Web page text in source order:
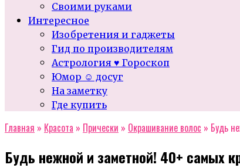
Своими руками
Интересное
Изобретения и гаджеты
Гид по производителям
Астрология ♥ Гороскоп
Юмор ☺ досуг
На заметку
Где купить
Главная » Красота » Прически » Окрашивание волос » Будь
Будь нежной и заметной! 40+ самых